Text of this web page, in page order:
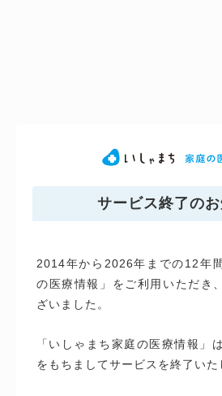
サービス終了の
2014年から2026年までの12年
の医療情報」をご利用いただき
ざいました。
「いしゃまち家庭の医療情報」
をもちましてサービスを終了いた